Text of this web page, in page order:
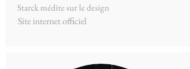
Starck médite sur le design
Site internet officiel